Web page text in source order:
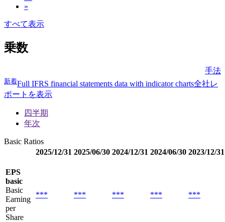
»
すべて表示
乗数
手法
新着Full IFRS financial statements data with indicator charts全社レ
ポートを表示
四半期
年次
Basic Ratios
2025/12/31 2025/06/30 2024/12/31 2024/06/30 2023/12/31
EPS
basic
Basic
Earning
per
Share
*** *** *** *** ***